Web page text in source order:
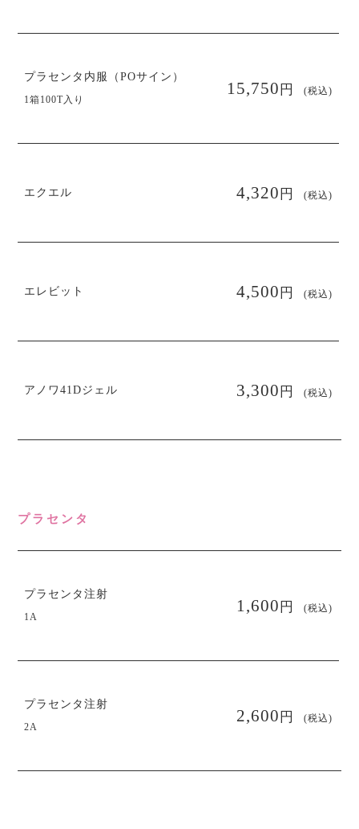
プラセンタ内服（POサイン）
1箱100T入り
15,750円 (税込)
エクエル 4,320円 (税込)
エレビット 4,500円 (税込)
アノワ41Dジェル 3,300円 (税込)
プラセンタ
プラセンタ注射
1A
1,600円 (税込)
プラセンタ注射
2A
2,600円 (税込)